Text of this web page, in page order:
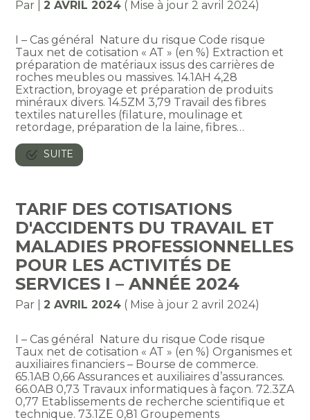
Par |2 AVRIL 2024 ( Mise à jour 2 avril 2024)
I – Cas général Nature du risque Code risque
Taux net de cotisation « AT » (en %) Extraction et
préparation de matériaux issus des carrières de
roches meubles ou massives. 14.1AH 4,28
Extraction, broyage et préparation de produits
minéraux divers. 14.5ZM 3,79 Travail des fibres
textiles naturelles (filature, moulinage et
retordage, préparation de la laine, fibres…
SUITE
TARIF DES COTISATIONS
D'ACCIDENTS DU TRAVAIL ET
MALADIES PROFESSIONNELLES
POUR LES ACTIVITÉS DE
SERVICES I – ANNÉE 2024
Par |2 AVRIL 2024 ( Mise à jour 2 avril 2024)
I – Cas général Nature du risque Code risque
Taux net de cotisation « AT » (en %) Organismes et
auxiliaires financiers – Bourse de commerce.
65.1AB 0,66 Assurances et auxiliaires d’assurances.
66.0AB 0,73 Travaux informatiques à façon. 72.3ZA
0,77 Etablissements de recherche scientifique et
technique. 73.1ZE 0,81 Groupements